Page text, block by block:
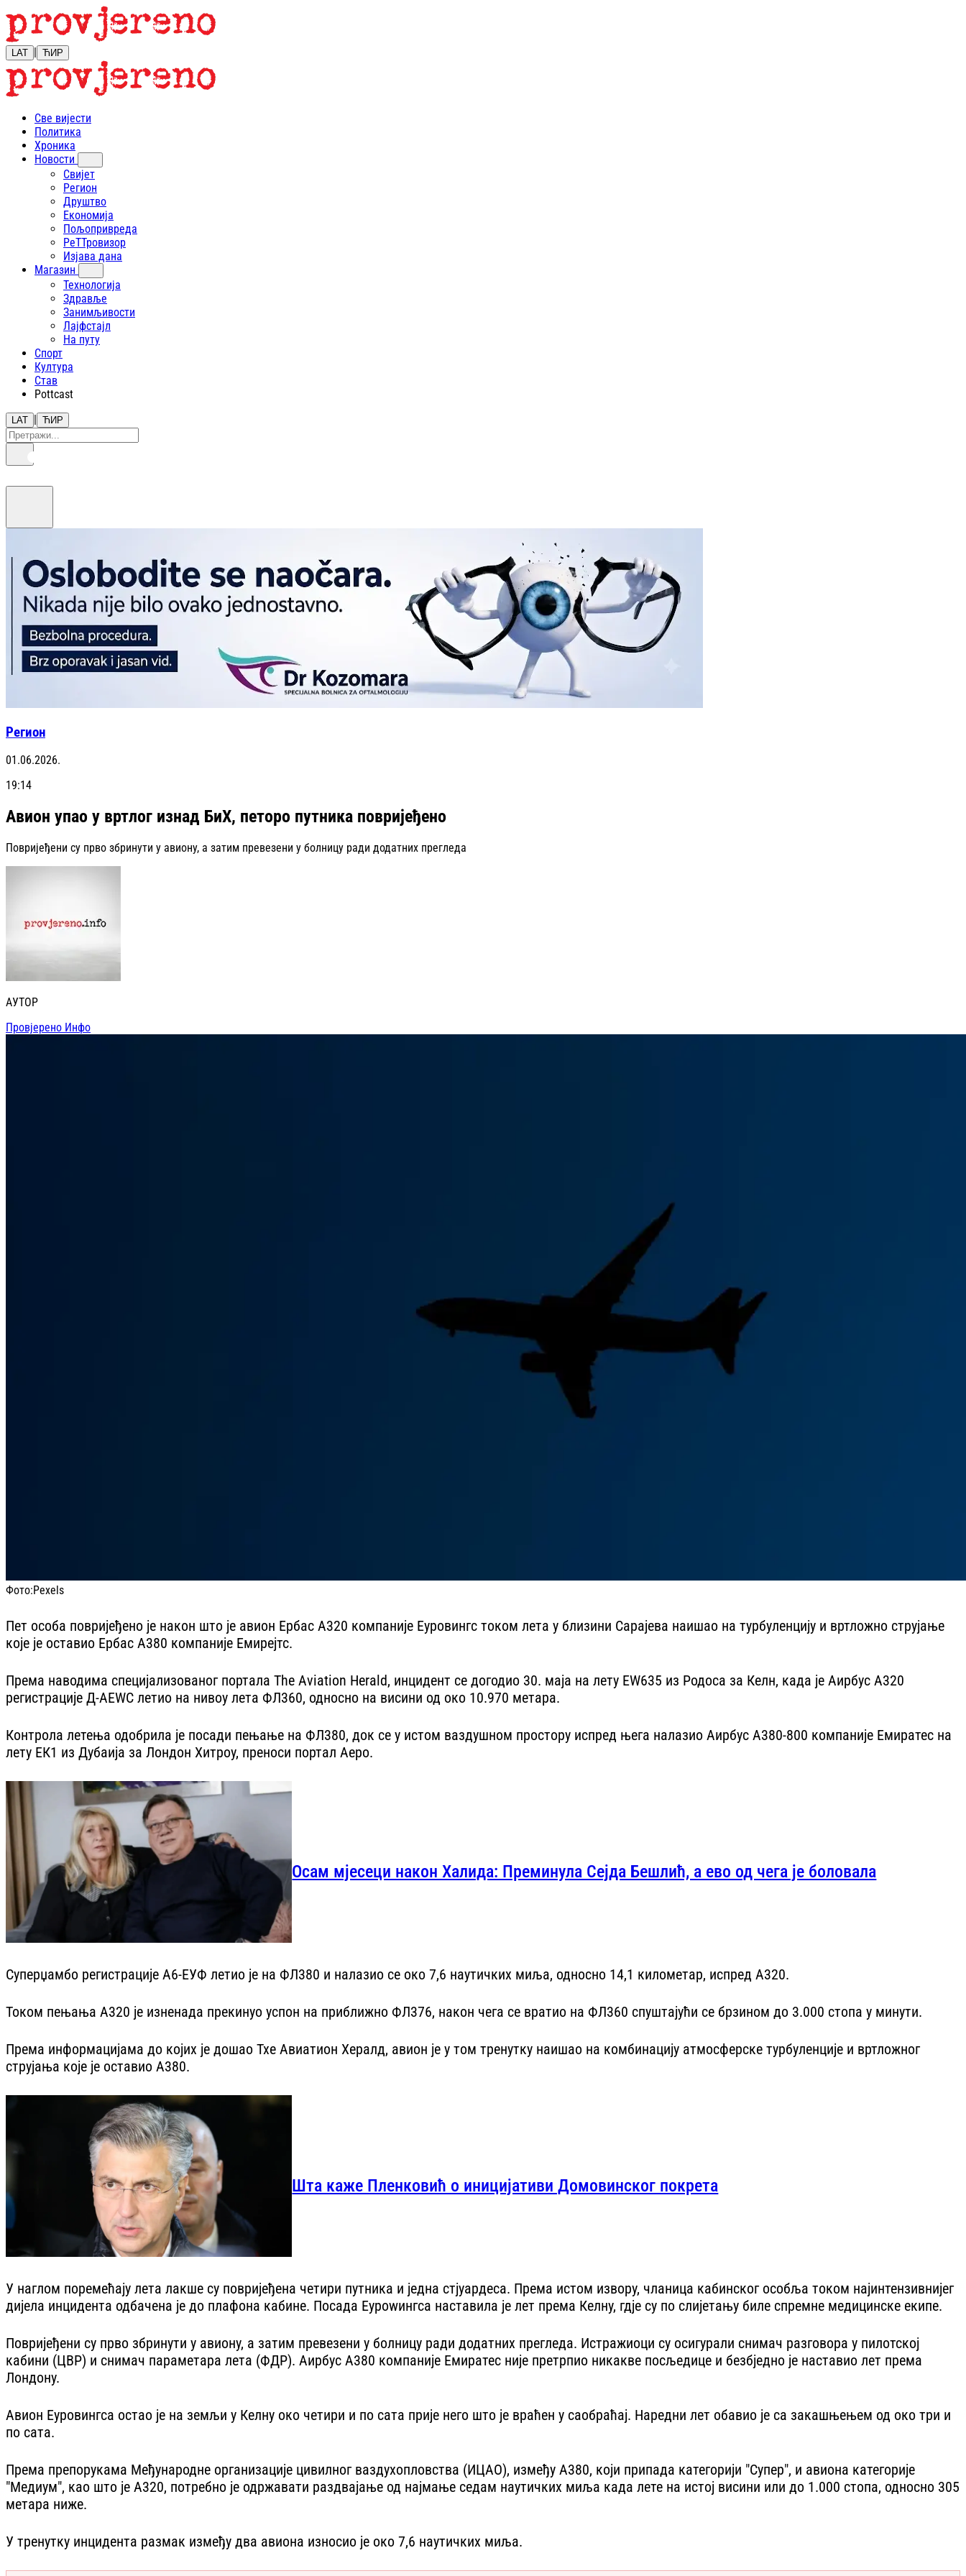
LAT | ЋИР
Све вијести
Политика
Хроника
Новости
Свијет
Регион
Друштво
Економија
Пољопривреда
РеТТровизор
Изјава дана
Магазин
Технологија
Здравље
Занимљивости
Лајфстajл
На путу
Спорт
Култура
Став
Pottcast
LAT | ЋИР
Регион
01.06.2026.
19:14
Авион упао у вртлог изнад БиХ, петоро путника повријеђено
Повријеђени су прво збринути у авиону, а затим превезени у болницу ради додатних прегледа
АУТОР
Провјерено Инфо
Фото:Pexels
Пет особа повријеђено је након што је авион Ербас А320 компаније Еуровингс током лета у близини Сарајева наишао на турбуленцију и вртложно струјање
које је оставио Ербас А380 компаније Емирејтс.
Према наводима специјализованог портала The Aviation Herald, инцидент се догодио 30. маја на лету ЕW635 из Родоса за Келн, када је Аирбус А320
регистрације Д-АЕWС летио на нивоу лета ФЛ360, односно на висини од око 10.970 метара.
Контрола летења одобрила је посади пењање на ФЛ380, док се у истом ваздушном простору испред њега налазио Аирбус А380-800 компаније Емиратес на
лету ЕК1 из Дубаија за Лондон Хитроу, преноси портал Аеро.
Осам мјесеци након Халида: Преминула Сејда Бешлић, а ево од чега је боловала
Суперџамбо регистрације А6-ЕУФ летио је на ФЛ380 и налазио се око 7,6 наутичких миља, односно 14,1 километар, испред А320.
Током пењања А320 је изненада прекинуо успон на приближно ФЛ376, након чега се вратио на ФЛ360 спуштајући се брзином до 3.000 стопа у минути.
Према информацијама до којих је дошао Тхе Авиатион Хералд, авион је у том тренутку наишао на комбинацију атмосферске турбуленције и вртложног
струјања које је оставио А380.
Шта каже Пленковић о иницијативи Домовинског покрета
У наглом поремећају лета лакше су повријеђена четири путника и једна стјуардеса. Према истом извору, чланица кабинског особља током најинтензивнијег
дијела инцидента одбачена је до плафона кабине. Посада Еуроwингса наставила је лет према Келну, гдје су по слијетању биле спремне медицинске екипе.
Повријеђени су прво збринути у авиону, а затим превезени у болницу ради додатних прегледа. Истражиоци су осигурали снимач разговора у пилотској
кабини (ЦВР) и снимач параметара лета (ФДР). Аирбус А380 компаније Емиратес није претрпио никакве посљедице и безбједно је наставио лет према
Лондону.
Авион Еуровингса остао је на земљи у Келну око четири и по сата прије него што је враћен у саобраћај. Наредни лет обавио је са закашњењем од око три и
по сата.
Према препорукама Међународне организације цивилног ваздухопловства (ИЦАО), између А380, који припада категорији "Супер", и авиона категорије
"Медиум", као што је А320, потребно је одржавати раздвајање од најмање седам наутичких миља када лете на истој висини или до 1.000 стопа, односно 305
метара ниже.
У тренутку инцидента размак између два авиона износио је око 7,6 наутичких миља.